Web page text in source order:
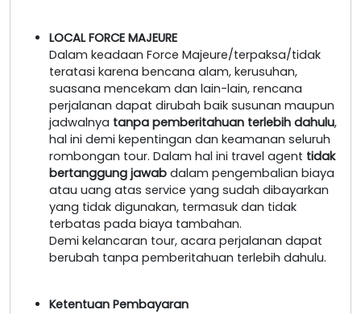
LOCAL FORCE MAJEURE
Dalam keadaan Force Majeure/terpaksa/tidak
teratasi karena bencana alam, kerusuhan,
suasana mencekam dan lain-lain, rencana
perjalanan dapat dirubah baik susunan maupun
jadwalnya tanpa pemberitahuan terlebih dahulu,
hal ini demi kepentingan dan keamanan seluruh
rombongan tour. Dalam hal ini travel agent tidak
bertanggung jawab dalam pengembalian biaya
atau uang atas service yang sudah dibayarkan
yang tidak digunakan, termasuk dan tidak
terbatas pada biaya tambahan.
Demi kelancaran tour, acara perjalanan dapat
berubah tanpa pemberitahuan terlebih dahulu.
Ketentuan Pembayaran